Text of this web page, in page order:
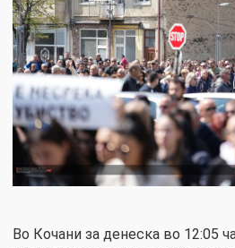
Во Кочани за денеска во 12:05